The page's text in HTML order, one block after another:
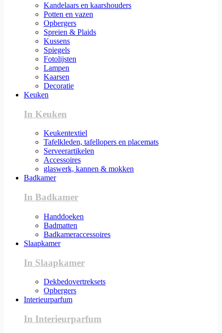
Kandelaars en kaarshouders
Potten en vazen
Opbergers
Spreien & Plaids
Kussens
Spiegels
Fotolijsten
Lampen
Kaarsen
Decoratie
Keuken
In Keuken
Keukentextiel
Tafelkleden, tafellopers en placemats
Serveerartikelen
Accessoires
glaswerk, kannen & mokken
Badkamer
In Badkamer
Handdoeken
Badmatten
Badkameraccessoires
Slaapkamer
In Slaapkamer
Dekbedovertreksets
Opbergers
Interieurparfum
In Interieurparfum